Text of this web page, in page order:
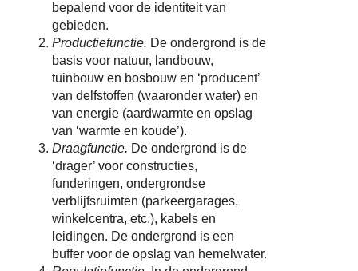
bepalend voor de identiteit van
gebieden.
Productiefunctie. De ondergrond is de
basis voor natuur, landbouw,
tuinbouw en bosbouw en ‘producent’
van delfstoffen (waaronder water) en
van energie (aardwarmte en opslag
van ‘warmte en koude’).
Draagfunctie. De ondergrond is de
‘drager’ voor constructies,
funderingen, ondergrondse
verblijfsruimten (parkeergarages,
winkelcentra, etc.), kabels en
leidingen. De ondergrond is een
buffer voor de opslag van hemelwater.